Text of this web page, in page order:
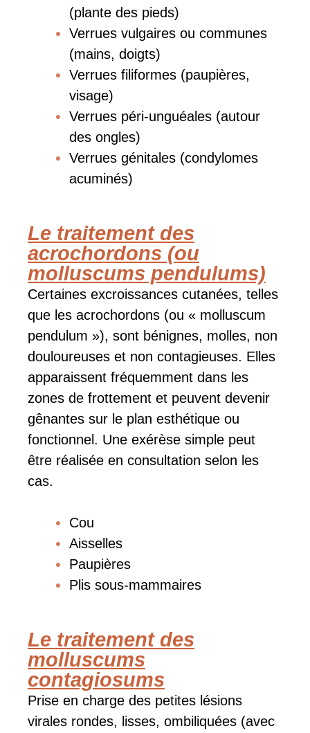
(plante des pieds)
Verrues vulgaires ou communes
(mains, doigts)
Verrues filiformes (paupières,
visage)
Verrues péri-unguéales (autour
des ongles)
Verrues génitales (condylomes
acuminés)
Le traitement des
acrochordons (ou
molluscums pendulums)
Certaines excroissances cutanées, telles
que les acrochordons (ou « molluscum
pendulum »), sont bénignes, molles, non
douloureuses et non contagieuses. Elles
apparaissent fréquemment dans les
zones de frottement et peuvent devenir
gênantes sur le plan esthétique ou
fonctionnel. Une exérèse simple peut
être réalisée en consultation selon les
cas.
Cou
Aisselles
Paupières
Plis sous-mammaires
Le traitement des
molluscums
contagiosums
Prise en charge des petites lésions
virales rondes, lisses, ombiliquées (avec